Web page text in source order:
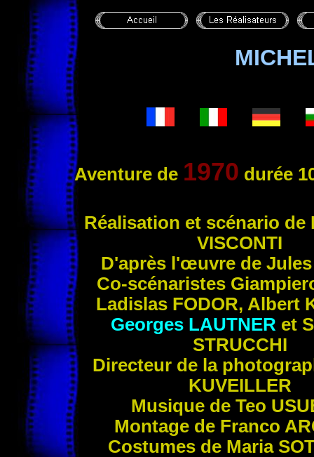
Aventure de 1970 durée
Réalisation et scénario de
VISCONTI
D'après l'œuvre de
Co-scénaristes
Ladislas FODOR, Albert
Georges LAUTNER et
STRUCCHI
Directeur de la
KUVEILLER
Musique de Teo
Montage de Franco
Costumes de Maria